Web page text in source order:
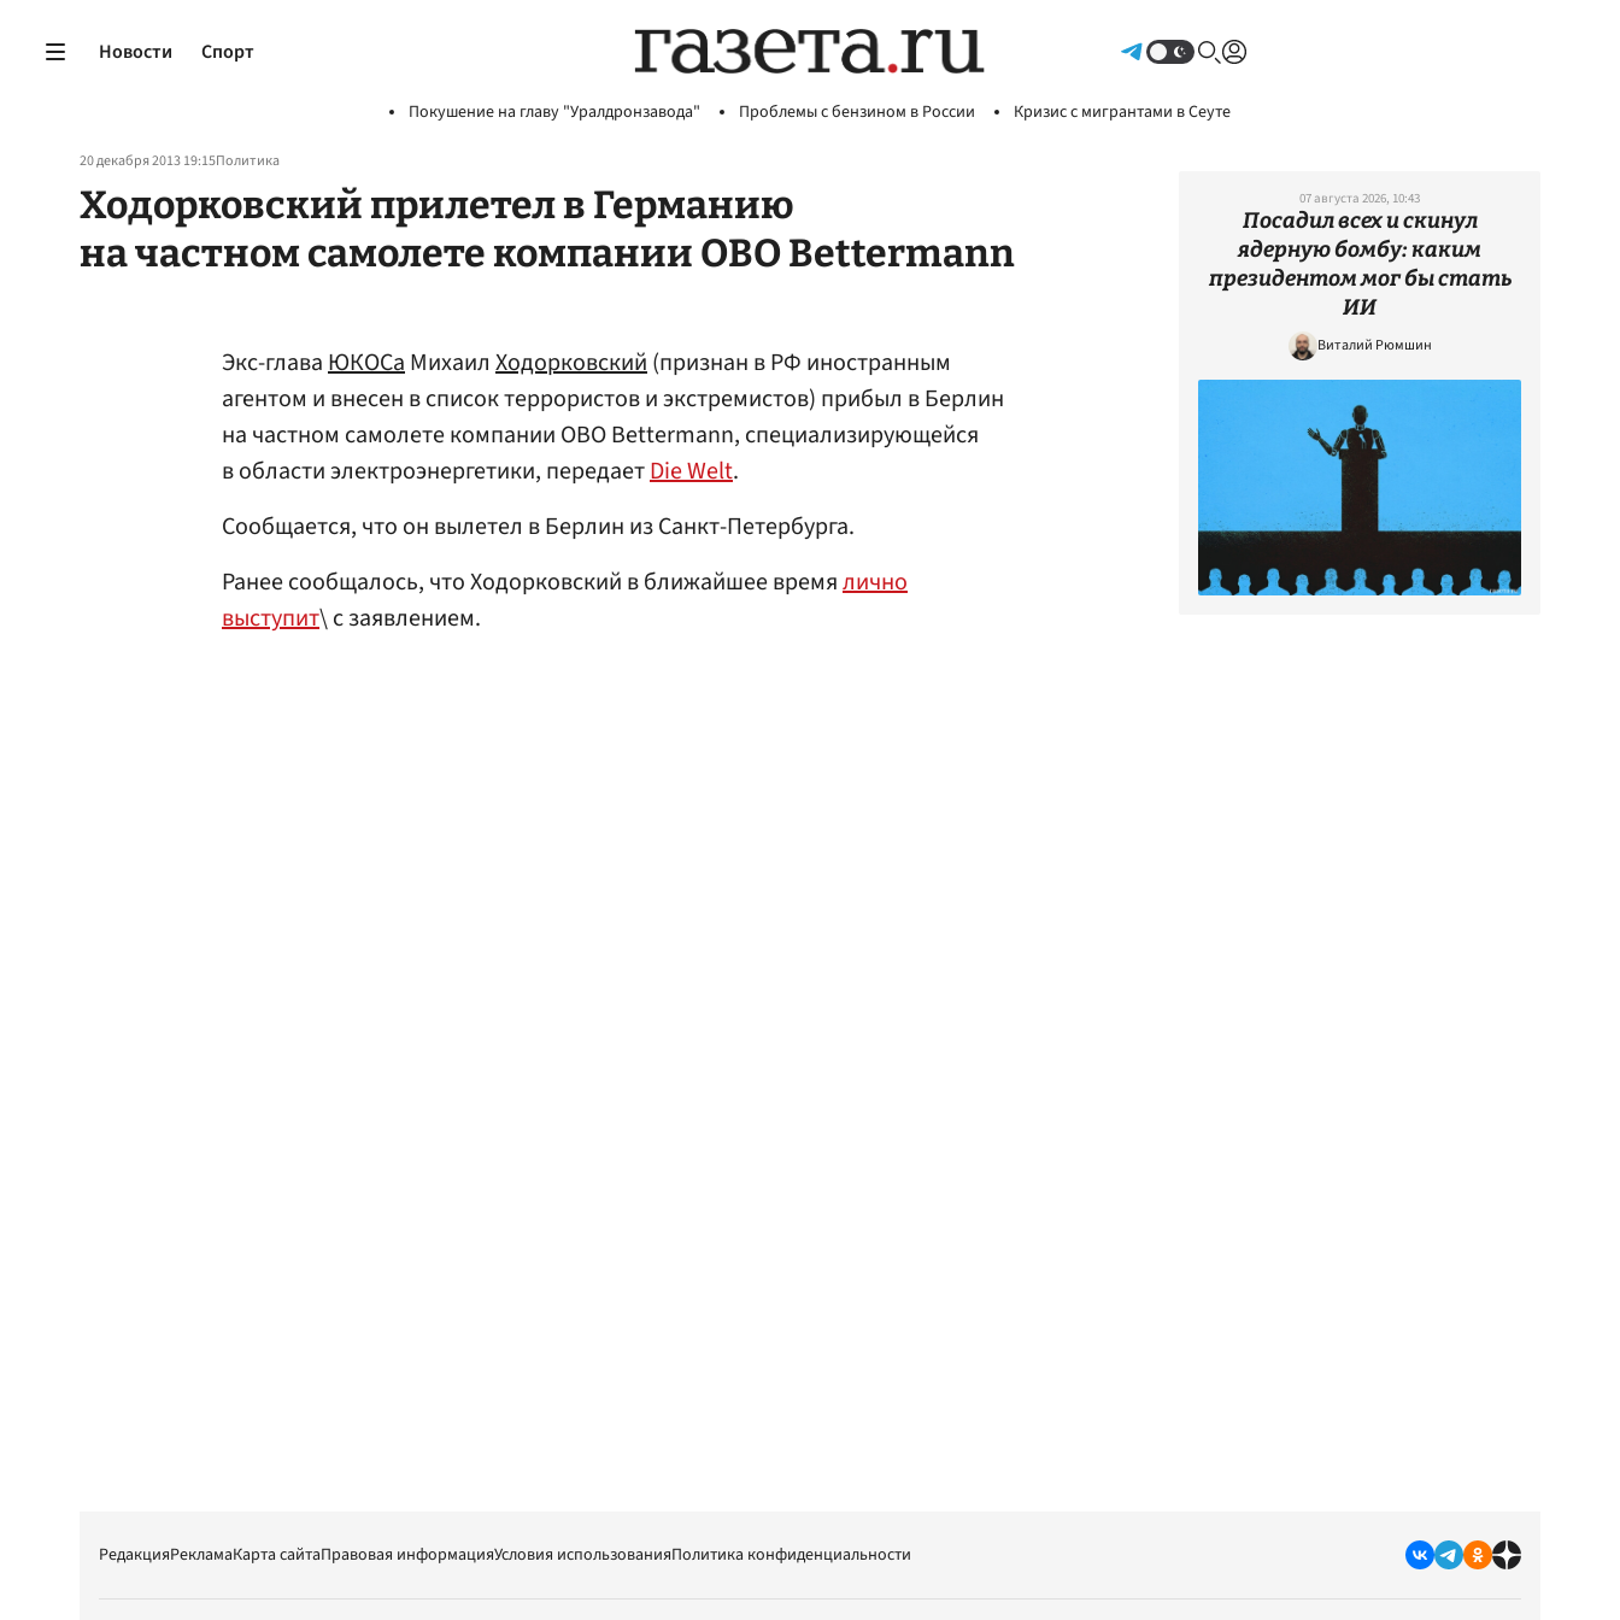
Новости Спорт
Покушение на главу "Уралдронзавода" Проблемы с бензином в России Кризис с мигрантами в Сеуте
20 декабря 2013 19:15Политика
Ходорковский прилетел в Германию
на частном самолете компании OBO Bettermann
Экс-главаЮКОСаМихаил Ходорковский(признан в РФ иностранным
агентом и внесен в список террористов и экстремистов) прибыл в Берлин
на частном самолете компании OBO Bettermann, специализирующейся
в области электроэнергетики, передаетDie Welt.
Сообщается, что он вылетел в Берлин из Санкт-Петербурга.
Ранее сообщалось, что Ходорковский в ближайшее времялично
выступит\ с заявлением.
07 августа 2026, 10:43
Посадил всех и скинул
ядерную бомбу: каким
президентом мог бы стать
ИИ
Виталий Рюмшин
РедакцияРекламаКарта сайтаПравовая информацияУсловия использованияПолитика конфиденциальности